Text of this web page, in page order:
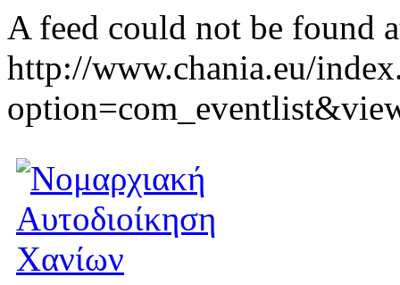
A feed could not be found
http://www.chania.eu/